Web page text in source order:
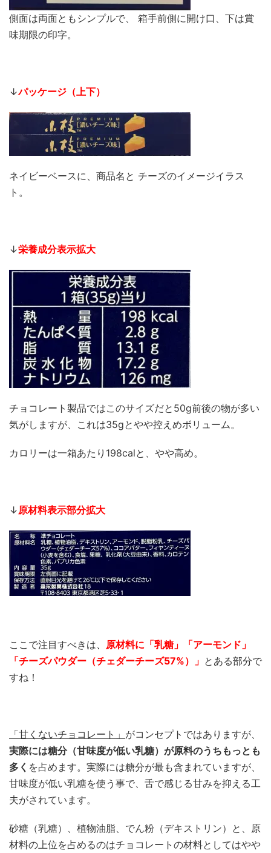
側面は両面ともシンプルで、 箱手前側に開け口、下は賞
味期限の印字。
↓パッケージ（上下）
ネイビーベースに、商品名と チーズのイメージイラス
ト。
↓栄養成分表示拡大
チョコレート製品ではこのサイズだと50g前後の物が多い
気がしますが、これは35gとやや控えめボリューム。
カロリーは一箱あたり198calと、やや高め。
↓ 原材料表示部分拡大
ここで注目すべきは 原材料に「乳糖 」「アーモンド」
「チーズパウダー（チェダーチーズ57%）」 とある部分で
すね！
「甘くないチョコレート」 がコンセプトではありますが、
実際には糖分（甘味度が低い乳糖）が原料のうちもっとも
多く を占めます。実際には糖分が最も含まれていますが、
甘味度が低い乳糖を使う事で、舌で感じる甘みを抑える工
夫がされています。
砂糖（乳糖）、植物油脂、でん粉（デキストリン）と、原
材料の上位を占めるのはチョコレートの材料としてはやや